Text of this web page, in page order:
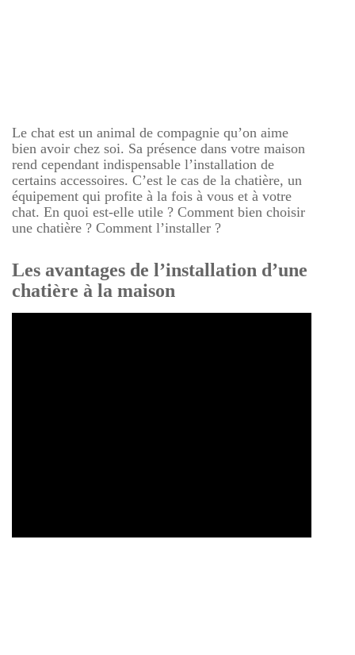
Le chat est un animal de compagnie qu’on aime
bien avoir chez soi. Sa présence dans votre maison
rend cependant indispensable l’installation de
certains accessoires. C’est le cas de la chatière, un
équipement qui profite à la fois à vous et à votre
chat. En quoi est-elle utile ? Comment bien choisir
une chatière ? Comment l’installer ?
Les avantages de l’installation d’une
chatière à la maison